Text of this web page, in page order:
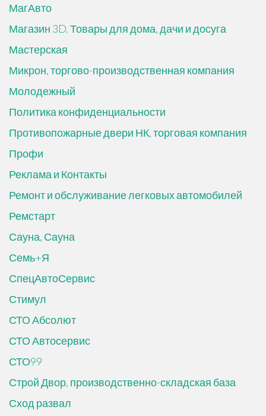
МагАвто
Магазин 3D. Товары для дома, дачи и досуга
Мастерская
Микрон, торгово-производственная компания
Молодежный
Политика конфиденциальности
Противопожарные двери НК, торговая компания
Профи
Реклама и Контакты
Ремонт и обслуживание легковых автомобилей
Ремстарт
Сауна, Сауна
Семь+Я
СпецАвтоСервис
Стимул
СТО Абсолют
СТО Автосервис
СТО99
Строй Двор, производственно-складская база
Сход развал